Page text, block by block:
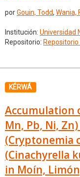
porGouin, Todd, Wania,
Institución: Universidad
Repositorio: Repositorio
KÉRWÁ
Accumulation
Mn, Pb, Ni,
(Cryptonemia
(Cinachyrella
in Moín,